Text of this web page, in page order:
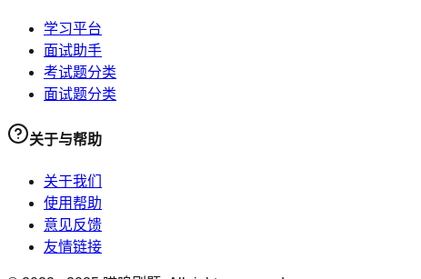
学习平台
面试助手
考试题分类
面试题分类
关于与帮助
关于我们
使用帮助
意见反馈
友情链接